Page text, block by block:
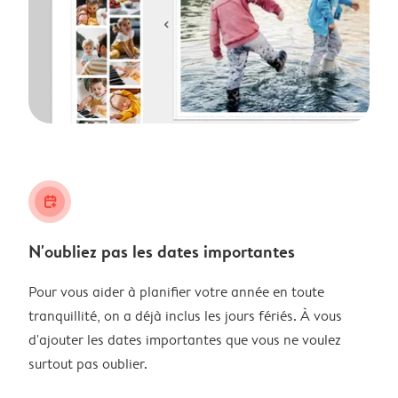
calendar_plus
N'oubliez pas les dates importantes
Pour vous aider à planifier votre année en toute
tranquillité, on a déjà inclus les jours fériés. À vous
d'ajouter les dates importantes que vous ne voulez
surtout pas oublier.